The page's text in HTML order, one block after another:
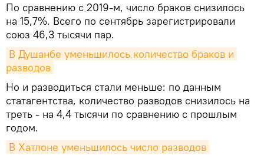
По сравнению с 2019-м, число браков снизилось
на 15,7%. Всего по сентябрь зарегистрировали
союз 46,3 тысячи пар.
В Душанбе уменьшилось количество браков и
разводов
Но и разводиться стали меньше: по данным
статагентства, количество разводов снизилось на
треть - на 4,4 тысячи по сравнению с прошлым
годом.
В Хатлоне уменьшилось число разводов